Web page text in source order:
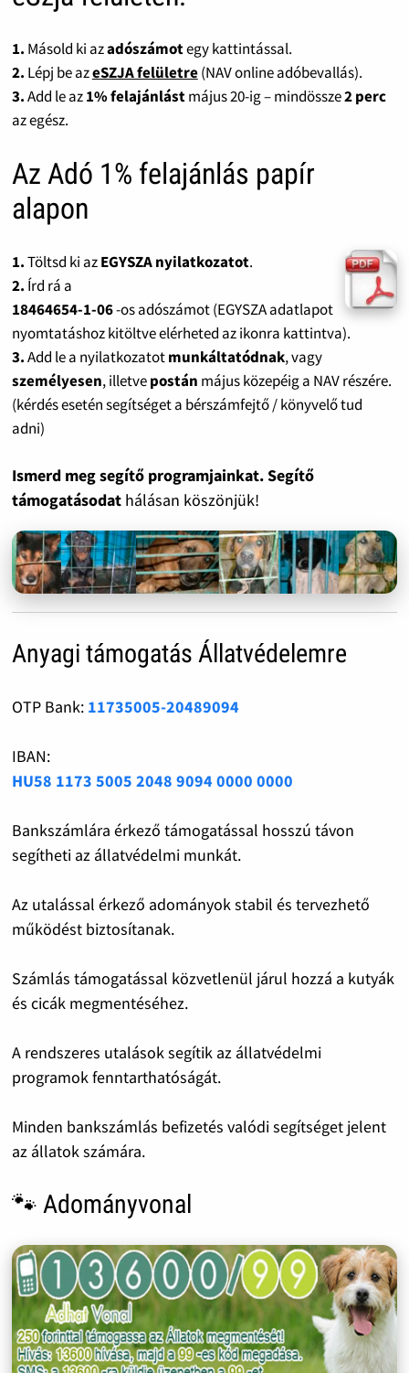
1. Másold ki azadószámotegy kattintással.
2. Lépj be azeSZJA felületre(NAV online adóbevallás).
3.Add le az1% felajánlástmájus 20-ig – mindössze2 perc
az egész.
Az Adó 1% felajánlás papír
alapon
1.Töltsd ki azEGYSZA nyilatkozatot.
2. Írd rá a
18464654-1-06-os adószámot (EGYSZA adatlapot
nyomtatáshoz kitöltve elérheted az ikonra kattintva).
3.Add le a nyilatkozatotmunkáltatódnak, vagy
személyesen, illetvepostán május közepéig a NAV részére.
(kérdés esetén segítséget a bérszámfejtő / könyvelő tud
adni)
Ismerd meg segítő programjainkat. Segítő
támogatásodat hálásan köszönjük!
Anyagi támogatás Állatvédelemre
OTP Bank: 11735005-20489094
IBAN:
HU58 1173 5005 2048 9094 0000 0000
Bankszámlára érkező támogatással hosszú távon
segítheti az állatvédelmi munkát.
Az utalással érkező adományok stabil és tervezhető
működést biztosítanak.
Számlás támogatással közvetlenül járul hozzá a kutyák
és cicák megmentéséhez.
A rendszeres utalások segítik az állatvédelmi
programok fenntarthatóságát.
Minden bankszámlás befizetés valódi segítséget jelent
az állatok számára.
🐾 Adományvonal